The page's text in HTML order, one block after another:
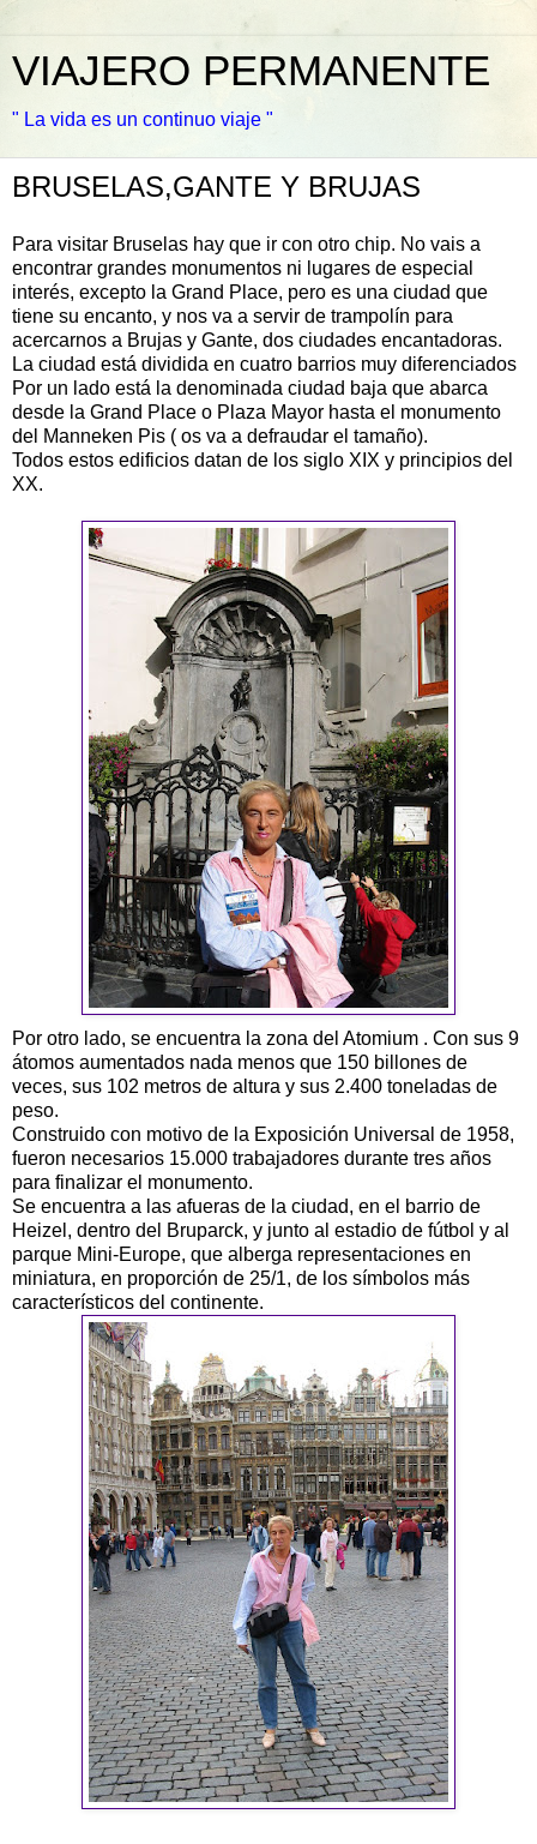
VIAJERO PERMANENTE
" La vida es un continuo viaje "
BRUSELAS,GANTE Y BRUJAS
Para visitar Bruselas hay que ir con otro chip. No vais a
encontrar grandes monumentos ni lugares de especial
interés, excepto la Grand Place, pero es una ciudad que
tiene su encanto, y nos va a servir de trampolín para
acercarnos a Brujas y Gante, dos ciudades encantadoras.
La ciudad está dividida en cuatro barrios muy diferenciados
Por un lado está la denominada ciudad baja que abarca
desde la Grand Place o Plaza Mayor hasta el monumento
del Manneken Pis ( os va a defraudar el tamaño).
Todos estos edificios datan de los siglo XIX y principios del
XX.
Por otro lado, se encuentra la zona del Atomium . Con sus 9
átomos aumentados nada menos que 150 billones de
veces, sus 102 metros de altura y sus 2.400 toneladas de
peso.
Construido con motivo de la Exposición Universal de 1958,
fueron necesarios 15.000 trabajadores durante tres años
para finalizar el monumento.
Se encuentra a las afueras de la ciudad, en el barrio de
Heizel, dentro del Bruparck, y junto al estadio de fútbol y al
parque Mini-Europe, que alberga representaciones en
miniatura, en proporción de 25/1, de los símbolos más
característicos del continente.